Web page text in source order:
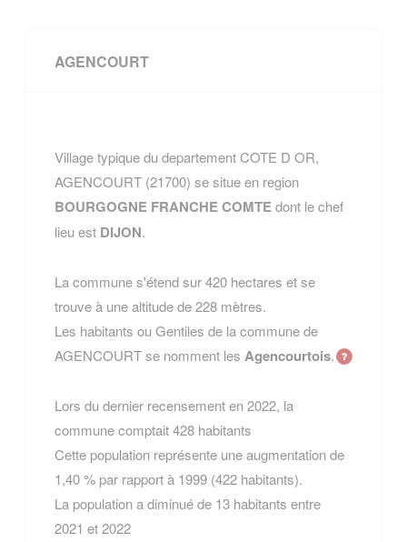
AGENCOURT
Village typique du departement COTE D OR,
AGENCOURT (21700) se situe en region
BOURGOGNE FRANCHE COMTEdont le chef
lieu est DIJON.
La commune s'étend sur 420 hectares et se
trouve à une altitude de 228 mètres.
Les habitants ou Gentiles de la commune de
AGENCOURT se nomment les Agencourtois.
Lors du dernier recensement en 2022, la
commune comptait 428 habitants
Cette population représente une augmentation de
1,40 % par rapport à 1999 (422 habitants).
La population a diminué de 13 habitants entre
2021 et 2022